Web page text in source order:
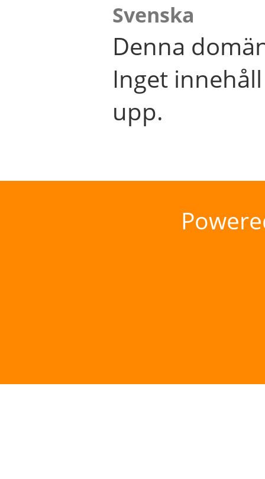
Svenska
Denna
Inget
upp.